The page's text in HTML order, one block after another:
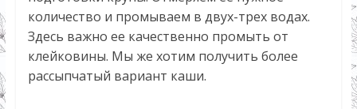
количество и промываем в двух-трех водах.
Здесь важно ее качественно промыть от
клейковины. Мы же хотим получить более
рассыпчатый вариант каши.